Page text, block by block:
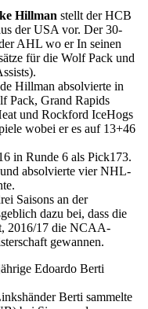
Hillman stellt der HCB
der USA vor. Der 30-
AHL wo er In seinen
für die Wolf Pack und
Hillman absolvierte in
Pack, Grand Rapids
und Rockford IceHogs
wobei er es auf 13+46
in Runde 6 als Pick173.
absolvierte vier NHL-
Saisons an der
dazu bei, dass die
2016/17 die NCAA-
gewannen.
Edoardo Berti
Berti sammelte